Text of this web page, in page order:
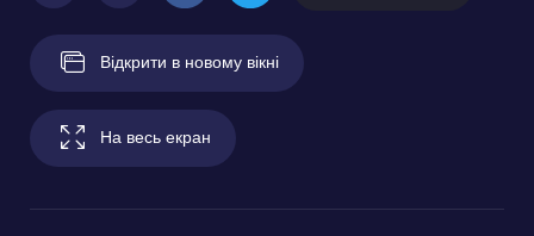
Відкрити в новому вікні
На весь екран